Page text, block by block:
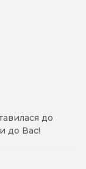
до
до Вас!